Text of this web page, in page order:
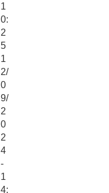
1
0:
2
5
1
2/
0
9/
2
0
2
4
-
1
4: